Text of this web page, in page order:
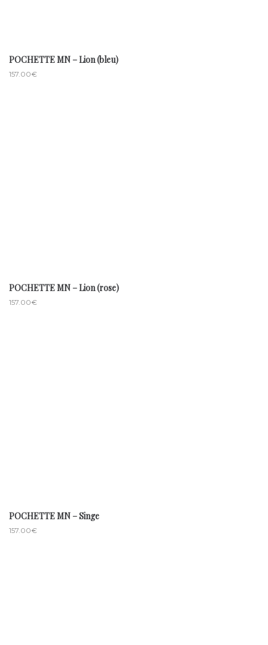
POCHETTE MN – Lion (bleu)
157.00€
POCHETTE MN – Lion (rose)
157.00€
POCHETTE MN – Singe
157.00€